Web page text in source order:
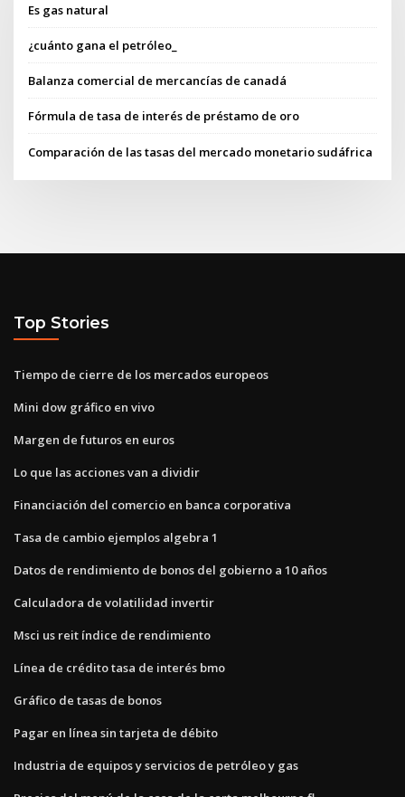
Es gas natural
¿cuánto gana el petróleo_
Balanza comercial de mercancías de canadá
Fórmula de tasa de interés de préstamo de oro
Comparación de las tasas del mercado monetario sudáfrica
Top Stories
Tiempo de cierre de los mercados europeos
Mini dow gráfico en vivo
Margen de futuros en euros
Lo que las acciones van a dividir
Financiación del comercio en banca corporativa
Tasa de cambio ejemplos algebra 1
Datos de rendimiento de bonos del gobierno a 10 años
Calculadora de volatilidad invertir
Msci us reit índice de rendimiento
Línea de crédito tasa de interés bmo
Gráfico de tasas de bonos
Pagar en línea sin tarjeta de débito
Industria de equipos y servicios de petróleo y gas